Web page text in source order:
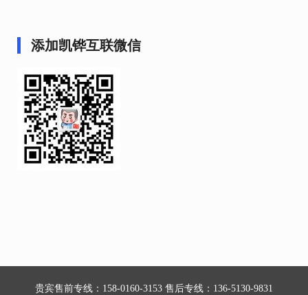
添加凯铧互联微信
贵宾售前专线：158-0160-3153 售后专线：136-5130-9831